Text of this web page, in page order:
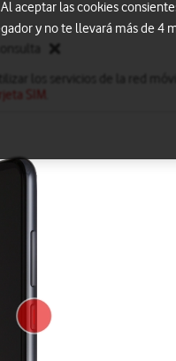
SIM
aceptar las cookies
y no te llevará más de 4